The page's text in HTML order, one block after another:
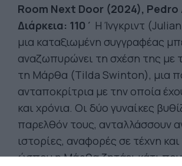
Room Next Door (2024), Pedro
Διάρκεια: 110΄ Η Ίνγκριντ
μια καταξιωμένη συγγραφέας
αναζωπυρώνει τη σχέση της με
τη Μάρθα (Tilda Swinton), μια
ανταποκρίτρια με την οποία
και χρόνια. Οι δύο γυναίκες
παρελθόν τους, ανταλλάσσουν
ιστορίες, αναφορές σε τέχνη και
ώσπου η Μάρθα ζητάει κάτι